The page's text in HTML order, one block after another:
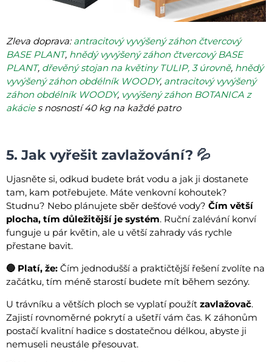
Zleva doprava:antracitový vyvýšený záhon čtvercový
BASE PLANT, hnědý vyvýšený záhon čtvercový BASE
PLANT, dřevěný stojan na květiny TULIP, 3 úrovně, hnědý
vyvýšený záhon obdélník WOODY, antracitový vyvýšený
záhon obdélník WOODY, vyvýšený záhon BOTANICA z
akácies nosností 40 kg na každé patro
5. Jak vyřešit zavlažování? 💦
Ujasněte si, odkud budete brát vodu a jak ji dostanete
tam, kam potřebujete. Máte venkovní kohoutek?
Studnu? Nebo plánujete sběr dešťové vody? Čím větší
plocha, tím důležitější je systém. Ruční zalévání konví
funguje u pár květin, ale u větší zahrady vás rychle
přestane bavit.
🔵 Platí, že: Čím jednodušší a praktičtější řešení zvolíte na
začátku, tím méně starostí budete mít během sezóny.
U trávníku a větších ploch se vyplatí použít zavlažovač.
Zajistí rovnoměrné pokrytí a ušetří vám čas. K záhonům
postačí kvalitní hadice s dostatečnou délkou, abyste ji
nemuseli neustále přesouvat.